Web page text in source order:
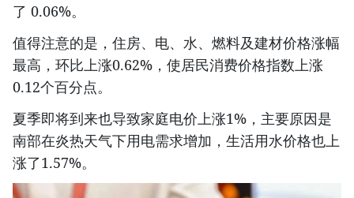
了 0.06%。
值得注意的是，住房、电、水、燃料及建材价格涨幅
最高，环比上涨0.62%，使居民消费价格指数上涨
0.12个百分点。
夏季即将到来也导致家庭电价上涨1%，主要原因是
南部在炎热天气下用电需求增加，生活用水价格也上
涨了1.57%。